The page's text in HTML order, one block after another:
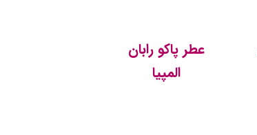
عطر پاکو رابان
المپیا